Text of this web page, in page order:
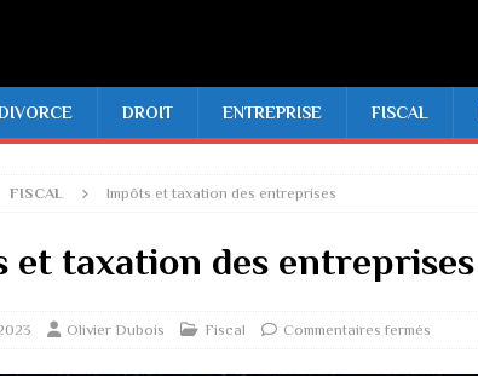
DROIT ENTREPRISE FISCAL
FISCAL Impôts et taxation des entreprises
et taxation des entreprises
Olivier Dubois Fiscal Commentaires fermés